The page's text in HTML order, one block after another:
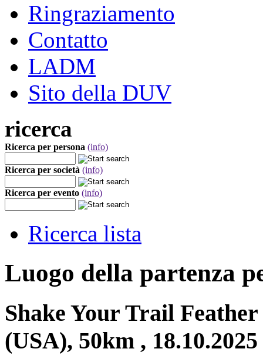
Ringraziamento
Contatto
LADM
Sito della DUV
ricerca
Ricerca per persona (info)
Ricerca per società (info)
Ricerca per evento (info)
Ricerca lista
Luogo della partenza
Shake Your Trail
(USA), 50km , 18.10.2025